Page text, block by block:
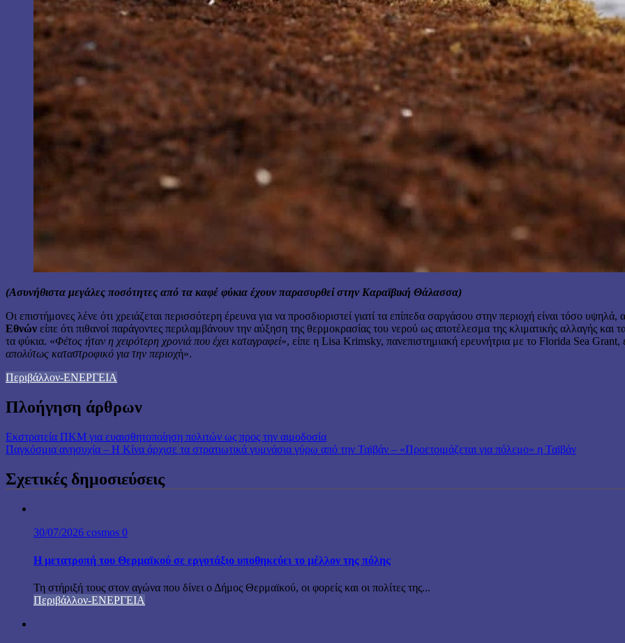
(Ασυνήθιστα μεγάλες ποσότητες από τα καφέ φύκια έχουν παρασυρθεί στην Καραϊβική Θάλασσα)
Οι επιστήμονες λένε ότι χρειάζεται περισσότερη έρευνα για να προσδιοριστεί γιατί τα επίπεδα σαργάσου στην περιοχή είναι τόσο
Εθνών είπε ότι πιθανοί παράγοντες περιλαμβάνουν την αύξηση της θερμοκρασίας του νερού ως αποτέλεσμα της κλιματικής αλλαγής
τα φύκια. «Φέτος ήταν η χειρότερη χρονιά που έχει καταγραφεί», είπε η Lisa Krimsky, πανεπιστημιακή ερευνήτρια με το Florida Sea
απολύτως καταστροφικό για την περιοχή».
Περιβάλλον-ΕΝΕΡΓΕΙΑ
Πλοήγηση άρθρων
Εκστρατεία ΠΚΜ για ευαισθητοποίηση πολιτών ως προς την αιμοδοσία
Παγκόσμια ανησυχία – Η Κίνα άρχισε τα στρατιωτικά γυμνάσια γύρω από την Ταϊβάν – «Προετοιμάζεται για πόλεμο» η Ταϊβάν
Σχετικές δημοσιεύσεις
30/07/2026 cosmos 0
Η μετατροπή του Θερμαϊκού σε εργοτάξιο υποθηκεύει το μέλλον της πόλης
Τη στήριξή τους στον αγώνα που δίνει ο Δήμος Θερμαϊκού, οι φορείς και οι πολίτες της...
Περιβάλλον-ΕΝΕΡΓΕΙΑ